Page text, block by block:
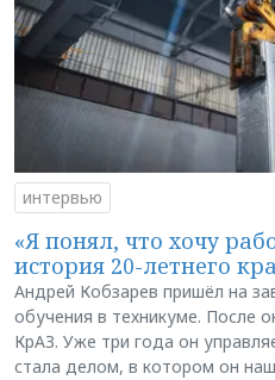
интервью
«Я понял, что хочу
история 20-летнего
Андрей Кобзарев пришёл на
обучения в техникуме. После
КрАЗ. Уже три года он
стала делом, в котором он